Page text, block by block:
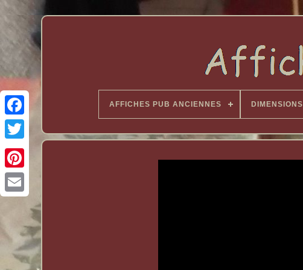
AFFICHES PUB ANCIENNES DIMENSIONS